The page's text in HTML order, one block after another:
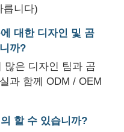
릅니다)
대한 디자인 및 곰
까?
많은 디자인 팀과 곰
과 함께 ODM / OEM
할 수 있습니까?